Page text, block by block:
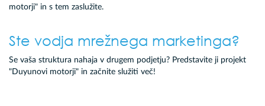
motorji" in s tem zaslužite.
Ste vodja mrežnega marketinga?
Se vaša struktura nahaja v drugem podjetju? Predstavite ji projekt
"Duyunovi motorji" in začnite služiti več!